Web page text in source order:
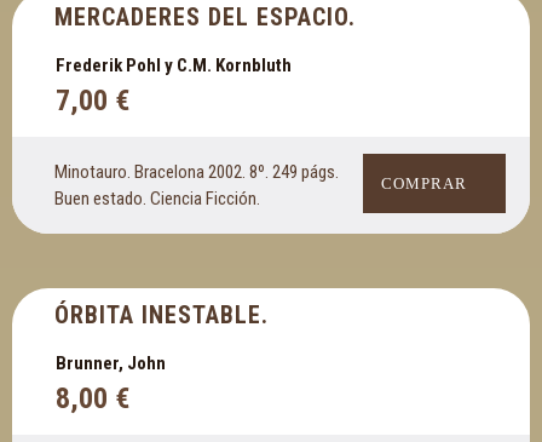
MERCADERES DEL ESPACIO.
Frederik Pohl y C.M. Kornbluth
7,00 €
Minotauro. Bracelona 2002. 8º. 249 págs.
Buen estado. Ciencia Ficción.
COMPRAR
ÓRBITA INESTABLE.
Brunner, John
8,00 €